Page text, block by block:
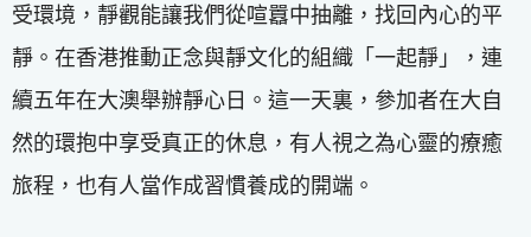
受環境，靜觀能讓我們從喧囂中抽離，找回內心的平
靜。在香港推動正念與靜文化的組織「一起靜」，連
續五年在大澳舉辦靜心日。這一天裏，參加者在大自
然的環抱中享受真正的休息，有人視之為心靈的療癒
旅程，也有人當作成習慣養成的開端。